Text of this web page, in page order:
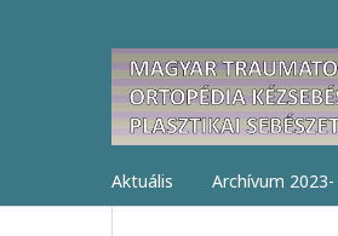
Aktuális Archívum 2023-